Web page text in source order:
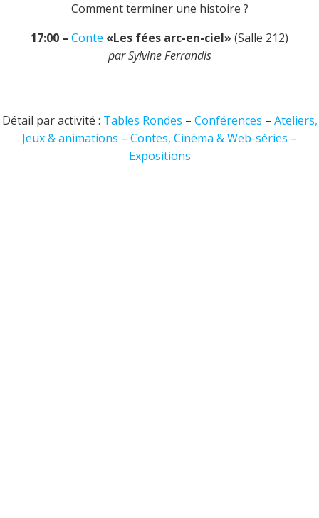
Comment terminer une histoire ?
17:00 – Conte «Les fées arc-en-ciel» (Salle 212)
par Sylvine Ferrandis
Détail par activité : Tables Rondes – Conférences – Ateliers,
Jeux & animations – Contes, Cinéma & Web-séries –
Expositions